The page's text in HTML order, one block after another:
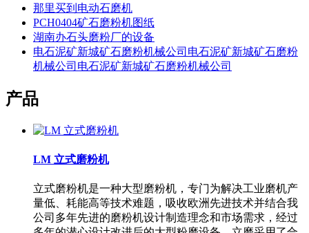
那里买到电动石磨机
PCH0404矿石磨粉机图纸
湖南办石头磨粉厂的设备
电石泥矿新城矿石磨粉机械公司电石泥矿新城矿石磨粉
机械公司电石泥矿新城矿石磨粉机械公司
产品
LM 立式磨粉机
立式磨粉机是一种大型磨粉机，专门为解决工业磨机产
量低、耗能高等技术难题，吸收欧洲先进技术并结合我
公司多年先进的磨粉机设计制造理念和市场需求，经过